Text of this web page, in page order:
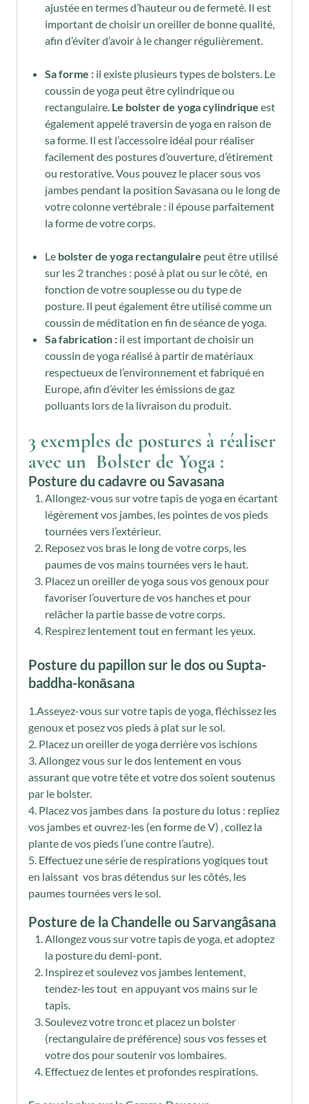
ajustée en termes d’hauteur ou de fermeté. Il est
important de choisir un oreiller de bonne qualité,
afin d’éviter d’avoir à le changer régulièrement.
Sa forme : il existe plusieurs types de bolsters. Le
coussin de yoga peut être cylindrique ou
rectangulaire. Le bolster de yoga cylindrique est
également appelé traversin de yoga en raison de
sa forme. Il est l’accessoire idéal pour réaliser
facilement des postures d’ouverture, d’étirement
ou restorative. Vous pouvez le placer sous vos
jambes pendant la position Savasana ou le long de
votre colonne vertébrale : il épouse parfaitement
la forme de votre corps.
Le bolster de yoga rectangulaire peut être utilisé
sur les 2 tranches : posé à plat ou sur le côté, en
fonction de votre souplesse ou du type de
posture. Il peut également être utilisé comme un
coussin de méditation en fin de séance de yoga.
Sa fabrication : il est important de choisir un
coussin de yoga réalisé à partir de matériaux
respectueux de l’environnement et fabriqué en
Europe, afin d’éviter les émissions de gaz
polluants lors de la livraison du produit.
3 exemples de postures à réaliser
avec un Bolster de Yoga :
Posture du cadavre ou Savasana
Allongez-vous sur votre tapis de yoga en écartant
légèrement vos jambes, les pointes de vos pieds
tournées vers l’extérieur.
Reposez vos bras le long de votre corps, les
paumes de vos mains tournées vers le haut.
Placez un oreiller de yoga sous vos genoux pour
favoriser l’ouverture de vos hanches et pour
relâcher la partie basse de votre corps.
Respirez lentement tout en fermant les yeux.
Posture du papillon sur le dos ou Supta-
baddha-konāsana
1.Asseyez-vous sur votre tapis de yoga, fléchissez les
genoux et posez vos pieds à plat sur le sol.
2. Placez un oreiller de yoga derrière vos ischions
3. Allongez vous sur le dos lentement en vous
assurant que votre tête et votre dos soient soutenus
par le bolster.
4. Placez vos jambes dans la posture du lotus : repliez
vos jambes et ouvrez-les (en forme de V) , collez la
plante de vos pieds l’une contre l’autre).
5. Effectuez une série de respirations yogiques tout
en laissant vos bras détendus sur les côtés, les
paumes tournées vers le sol.
Posture de la Chandelle ou Sarvangâsana
Allongez vous sur votre tapis de yoga, et adoptez
la posture du demi-pont.
Inspirez et soulevez vos jambes lentement,
tendez-les tout en appuyant vos mains sur le
tapis.
Soulevez votre tronc et placez un bolster
(rectangulaire de préférence) sous vos fesses et
votre dos pour soutenir vos lombaires.
Effectuez de lentes et profondes respirations.